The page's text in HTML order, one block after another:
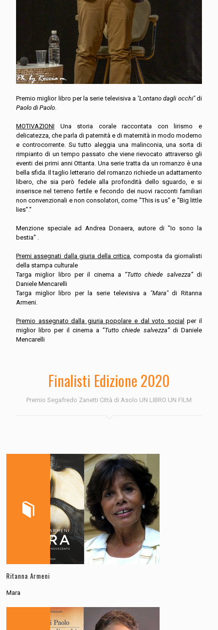
Premio miglior libro per la serie televisiva a "Lontano dagli occhi"di
Paolo di Paolo.
MOTIVAZIONI Una storia corale raccontata con lirismo e
delicatezza, che parla di paternità e di maternità in modo moderno
e controcorrente. Su tutto aleggia una malinconia, una sorta di
rimpianto di un tempo passato che viene rievocato attraverso gli
eventi dei primi anni Ottanta. Una serie tratta da un romanzo è una
bella sfida. Il taglio letterario del romanzo richiede un adattamento
libero, che sia però fedele alla profondità dello sguardo, e si
inserisce nel terreno fertile e fecondo dei nuovi racconti familiari
non convenzionali e non consolatori, come "This is us" e "Big little
lies"."
Menzione speciale ad Andrea Donaera, autore di "Io sono la
bestia" .
Premi assegnati dalla giuria della critica, composta da giornalisti
della stampa culturale
Targa miglior libro per il cinema a“Tutto chiede salvezza”di
Daniele Mencarelli
Targa miglior libro per la serie televisiva a "Mara"di Ritanna
Armeni.
Premio assegnato dalla giuria popolare e dal voto social per il
miglior libro per il cinema a “Tutto chiede salvezza” di Daniele
Mencarelli
Finalisti Edizione 2020
Premio Segafredo Zanetti Città di Asolo UN LIBRO UN FILM
Ritanna Armeni
Mara